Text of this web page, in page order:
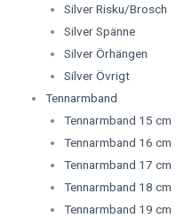
Silver Risku/Brosch
Silver Spänne
Silver Örhängen
Silver Övrigt
Tennarmband
Tennarmband 15 cm
Tennarmband 16 cm
Tennarmband 17 cm
Tennarmband 18 cm
Tennarmband 19 cm